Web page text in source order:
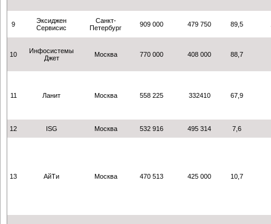
9
Эксиджен
Сервисис
Санкт-
Петербург
909 000 479 750 89,5
10
Инфосистемы
Джет
Москва 770 000 408 000 88,7
11 Ланит Москва 558 225 332410 67,9
12 ISG Москва 532 916 495 314 7,6
13 АйТи Москва 470 513 425 000 10,7